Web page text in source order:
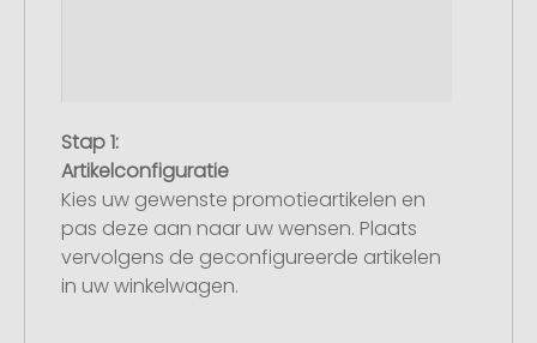
Stap 1:
Artikelconfiguratie
Kies uw gewenste promotieartikelen en
pas deze aan naar uw wensen. Plaats
vervolgens de geconfigureerde artikelen
in uw winkelwagen.